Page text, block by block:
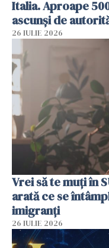
Italia. Aproape
ascunși de
26 IULIE 2026
Vrei să te muți în
arată ce se
imigranți
26 IULIE 2026